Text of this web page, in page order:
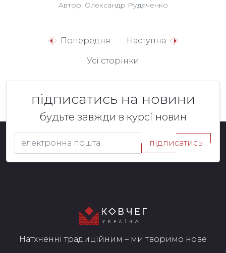
Автор: Олександр Рудяченко
Попередня
Усі сторінки
Наступна
підписатись на новини
будьте завжди в курсі новин
підписатись
Натхненні традиційним – ми творимо нове